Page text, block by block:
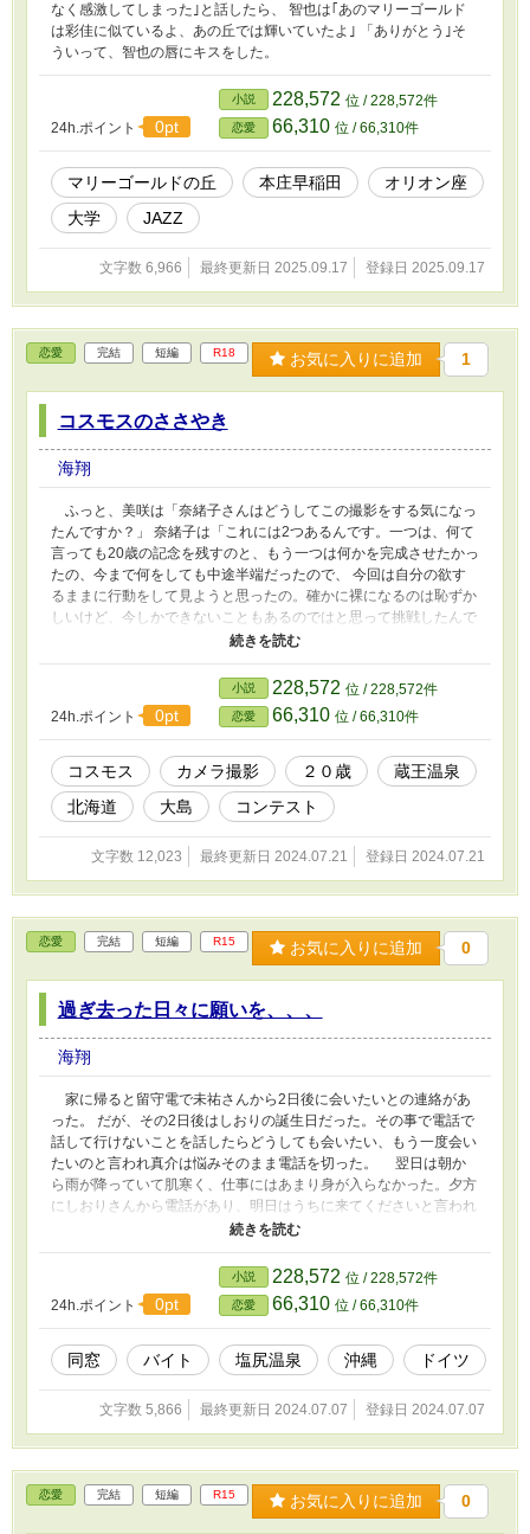
なく感激してしまった｣と話したら、 智也は｢あのマリーゴールド
は彩佳に似ているよ、あの丘では輝いていたよ｣ 「ありがとう｣そ
ういって、智也の唇にキスをした。
24h.ポイント 0pt
小説 228,572 位 / 228,572件
恋愛 66,310 位 / 66,310件
マリーゴールドの丘 本庄早稲田
オリオン座
大学
JAZZ
文字数 6,966 最終更新日 2025.09.17 登録日 2025.09.17
恋愛 完結 短編 R18 お気に入りに追加 1
コスモスのささやき
海翔
ふっと、美咲は「奈緒子さんはどうしてこの撮影をする気になっ
たんですか？」 奈緒子は「これには2つあるんです。一つは、何て
言っても20歳の記念を残すのと、もう一つは何かを完成させたかっ
たの、今まで何をしても中途半端だったので、 今回は自分の欲す
るままに行動をして見ようと思ったの。確かに裸になるのは恥ずか
しいけど、今しかできないこともあるのではと思って挑戦したんで
す」 美咲はそれを聞いて「すごい挑戦をしたんですね」そう言っ
て感動した。
24h.ポイント 0pt
小説 228,572 位 / 228,572件
恋愛 66,310 位 / 66,310件
コスモス カメラ撮影 ２０歳
蔵王温泉
北海道
大島 コンテスト
文字数 12,023 最終更新日 2024.07.21 登録日 2024.07.21
恋愛 完結 短編 R15 お気に入りに追加 0
過ぎ去った日々に願いを、、、
海翔
家に帰ると留守電で未祐さんから2日後に会いたいとの連絡があ
った。 だが、その2日後はしおりの誕生日だった。その事で電話で
話して行けないことを話したらどうしても会いたい、もう一度会い
たいのと言われ真介は悩みそのまま電話を切った。 翌日は朝か
ら雨が降っていて肌寒く、仕事にはあまり身が入らなかった。夕方
にしおりさんから電話があり、明日はうちに来てくださいと言われ
た。もちろん誕生日と言うことで真介は明日はそちらにいくことを
メールで知らせた。 当日の昼からは雨が一段と激しく降り、そ
こで未祐さんから電話で今日会いたいんです、どうしても来てくだ
さい。いつまでも待っています。
24h.ポイント
0pt
小説 228,572 位 / 228,572件
恋愛 66,310 位 / 66,310件
同窓 バイト 塩尻温泉 沖縄 ドイツ
文字数 5,866 最終更新日 2024.07.07 登録日 2024.07.07
恋愛 完結 短編 R15 お気に入りに追加 0